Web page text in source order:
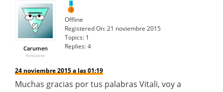
Carumen
Participante
Offline
Registered On:21 noviembre 2015
Topics: 1
Replies:4
24 noviembre 2015 a las 01:19
Muchas gracias por tus palabras Vitali, voy a